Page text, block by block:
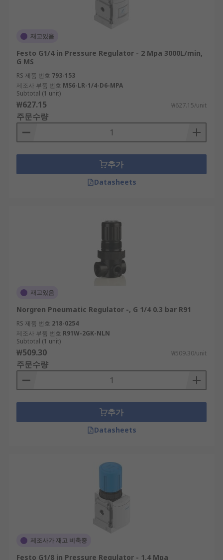
재고있음
Festo G1/4 in Pressure Regulator - 2 Mpa 3000L/min,
G MS
RS 제품 번호 793-153
제조사 부품 번호 MS6-LR-1/4-D6-MPA
Subtotal (1 unit)
₩627.15 ₩627.15/unit
주문수량
추가
Datasheets
재고있음
Norgren Pneumatic Regulator -, G 1/4 0.3 bar R91
RS 제품 번호 218-0254
제조사 부품 번호 R91W-2GK-NLN
Subtotal (1 unit)
₩509.30 ₩509.30/unit
주문수량
추가
Datasheets
제조사가 재고 비축중
Festo G1/8 in Pressure Regulator - 1.4 Mpa